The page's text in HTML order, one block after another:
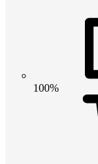
100%